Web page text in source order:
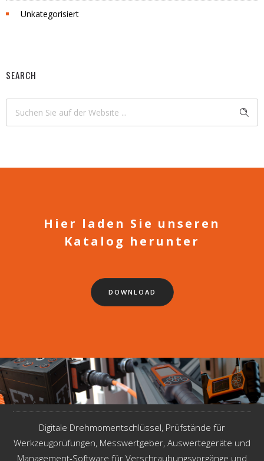
Unkategorisiert
SEARCH
Hier laden Sie unseren
Katalog herunter
DOWNLOAD
Digitale Drehmomentschlüssel, Prüfstände für
Werkzeugprüfungen, Messwertgeber, Auswertegeräte und
Management-Software für Verschraubungsvorgänge und